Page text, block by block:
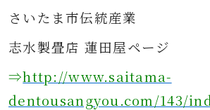
さ いたま市伝統産業
志水製畳店 蓮田屋ページ
⇒http://www.saitama-
dentousangyou.com/143/